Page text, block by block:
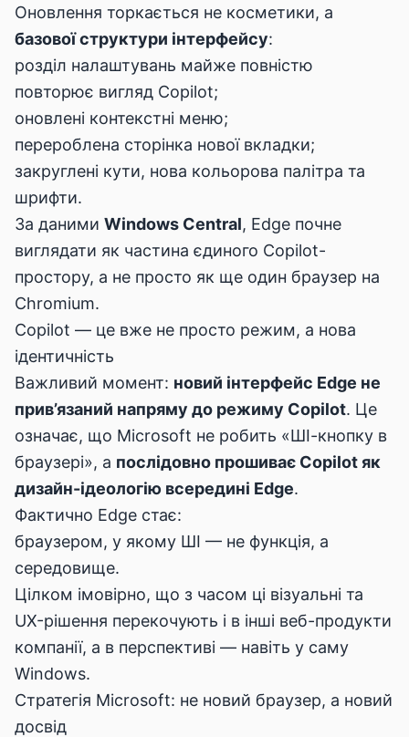
Оновлення торкається не косметики, а
базової структури інтерфейсу:
розділ налаштувань майже повністю
повторює вигляд Copilot;
оновлені контекстні меню;
перероблена сторінка нової вкладки;
закруглені кути, нова кольорова палітра та
шрифти.
За даними Windows Central, Edge почне
виглядати як частина єдиного Copilot-
простору, а не просто як ще один браузер на
Chromium.
Copilot — це вже не просто режим, а нова
ідентичність
Важливий момент: новий інтерфейс Edge не
прив’язаний напряму до режиму Copilot. Це
означає, що Microsoft не робить «ШІ-кнопку в
браузері», а послідовно прошиває Copilot як
дизайн-ідеологію всередині Edge.
Фактично Edge стає:
браузером, у якому ШІ — не функція, а
середовище.
Цілком імовірно, що з часом ці візуальні та
UX-рішення перекочують і в інші веб-продукти
компанії, а в перспективі — навіть у саму
Windows.
Стратегія Microsoft: не новий браузер, а новий
досвід